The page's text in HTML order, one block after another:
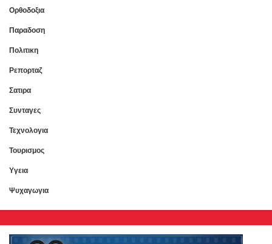
Ορθοδοξια
Παραδοση
Πολιτικη
Ρεπορταζ
Σατιρα
Συνταγες
Τεχνολογια
Τουρισμος
Υγεια
Ψυχαγωγια